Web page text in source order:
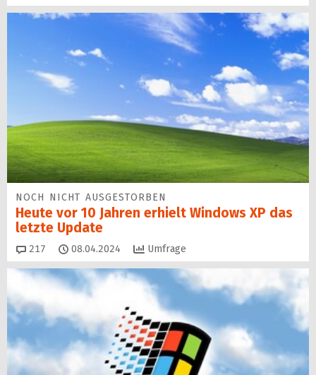
NOCH NICHT AUSGESTORBEN
Heute vor 10 Jahren erhielt Windows XP das
letzte Update
217 Kommentare
08.04.2024 Umfrage